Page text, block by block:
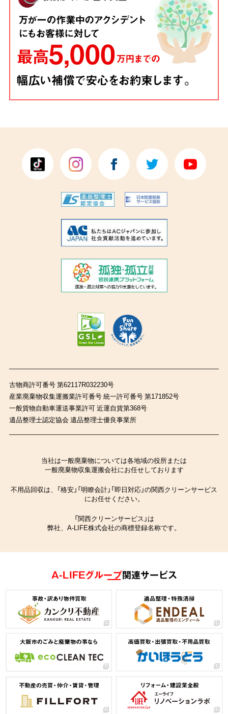
古物商許可番号 第62117R032230号
産業廃棄物収集運搬業許可番号 統一許可番号 第171852号
一般貨物自動車運送事業許可 近運自貨第368号
遺品整理士認定協会 遺品整理士優良事業所
当社は一般廃棄物については各地域の役所または
一般廃棄物収集運搬会社にお任せしております
不用品回収は、「格安」「明瞭会計」「即日対応」の関西クリーンサービス
にお任せください。
「関西クリーンサービス」は
弊社、A-LIFE株式会社の商標登録名称です。
A-LIFEグループ関連サービス